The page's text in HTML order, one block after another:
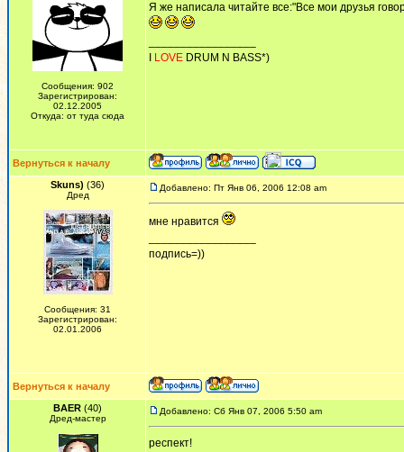
Сообщения: 902
Зарегистрирован:
02.12.2005
Откуда: от туда сюда
Я же написала читайте все:"Все мои друзья
LOVE DRUM N BASS*)
Вернуться к началу
Skuns) (36)
Дред
Сообщения: 31
Зарегистрирован:
02.01.2006
Добавлено: Пт Янв 06, 2006 12:08 am
мне нравится
подпись=))
Вернуться к началу
BAER (40)
Дред-мастер
Добавлено: Сб Янв 07, 2006 5:50 am
респект!